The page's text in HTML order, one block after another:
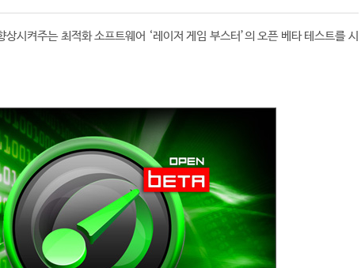
시켜주는 최적화 소프트웨어 ‘레이저 게임 부스터’의 오픈 베타 테스트를 시